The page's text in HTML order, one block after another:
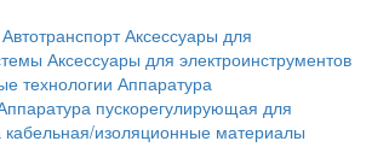
Автотранспорт Аксессуары для
Аксессуары для электроинструментов
технологии Аппаратура
пускорегулирующая для
изоляционные материалы